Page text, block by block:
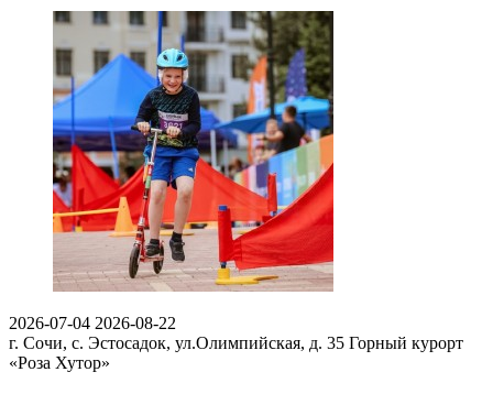
2026-07-04 2026-08-22
г. Сочи, с. Эстосадок, ул.Олимпийская, д. 35 Горный курорт
«Роза Хутор»